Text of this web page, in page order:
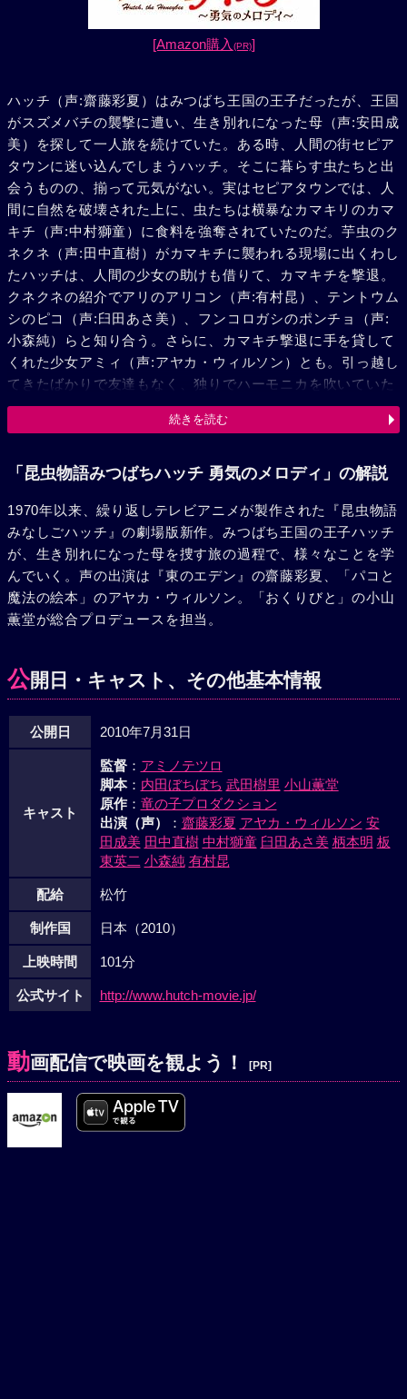
[Amazon購入 (PR)]
ハッチ（声:齋藤彩夏）はみつばち王国の王子だったが、王国
がスズメバチの襲撃に遭い、生き別れになった母（声:安田成
美）を探して一人旅を続けていた。ある時、人間の街セピア
タウンに迷い込んでしまうハッチ。そこに暮らす虫たちと出
会うものの、揃って元気がない。実はセピアタウンでは、人
間に自然を破壊された上に、虫たちは横暴なカマキリのカマ
キチ（声:中村獅童）に食料を強奪されていたのだ。芋虫のク
ネクネ（声:田中直樹）がカマキチに襲われる現場に出くわし
たハッチは、人間の少女の助けも借りて、カマキチを撃退。
クネクネの紹介でアリのアリコン（声:有村昆）、テントウム
シのピコ（声:臼田あさ美）、フンコロガシのポンチョ（声:
小森純）らと知り合う。さらに、カマキチ撃退に手を貸して
くれた少女アミィ（声:アヤカ・ウィルソン）とも。引っ越し
てきたばかりで友達もなく、独りでハーモニカを吹いていた
アミィ。その優しいメロディに心惹かれたハッチは彼女を追
いかけるが、アミィは驚いて逃げ出してしまう。途中、誤っ
話ができるようになる。彼女に母親と生き別れた身の上を打
く。孤独な旅の日々を忘れさせてくれるアミィや虫の仲間た
ちとの楽しい時間。だが、それも長くは続かなかった。スズ
メバチの大群がセピアタウンに向かっていたのだ。その群れ
に遭遇したクネクネは、スズメバチにさらわれてしまう。そ
れを知ったハッチは、仲間たちの制止を振り切ってクネクネ
の救出に飛び出していく。やがてスズメバチのアジトから逃
とをアミィに伝える。ハッチのもとへ駆け出すアミィ。果た
してハッチは、母を救出することができるのか？そしてアミ
続きを読む
「昆虫物語みつばちハッチ 勇気のメロディ」の解説
1970年以来、繰り返しテレビアニメが製作された『昆虫物語
みなしごハッチ』の劇場版新作。みつばち王国の王子ハッチ
が、生き別れになった母を捜す旅の過程で、様々なことを学
んでいく。声の出演は『東のエデン』の齋藤彩夏、「パコと
魔法の絵本」のアヤカ・ウィルソン。「おくりびと」の小山
薫堂が総合プロデュースを担当。
公開日・キャスト、その他基本情報
公開日 2010年7月31日
キャスト
監督： アミノテツロ
脚本： 内田ぼちぼち 武田樹里 小山薫堂
原作： 竜の子プロダクション
出演（声）
： 齋藤彩夏 アヤカ・ウィルソン 安
田成美 田中直樹 中村獅童 臼田あさ美 柄本明 板
東英二 小森純 有村昆
配給 松竹
制作国 日本（2010）
上映時間 101分
公式サイト http://www.hutch-movie.jp/
動画配信で映画を観よう！ [PR]